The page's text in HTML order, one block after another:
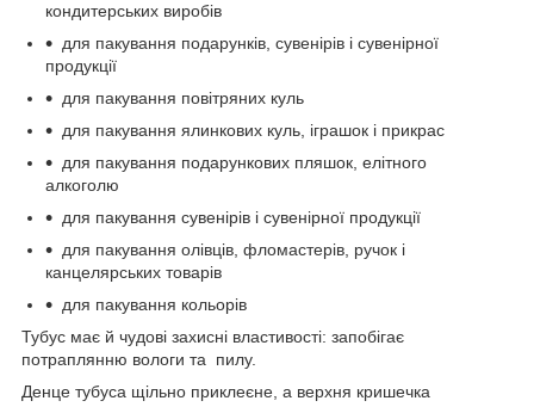
кондитерських виробів
для пакування подарунків, сувенірів і сувенірної
продукції
для пакування повітряних куль
для пакування ялинкових куль, іграшок і прикрас
для пакування подарункових пляшок, елітного
алкоголю
для пакування сувенірів і сувенірної продукції
для пакування олівців, фломастерів, ручок і
канцелярських товарів
для пакування кольорів
Тубус має й чудові захисні властивості: запобігає
потраплянню вологи та пилу.
Денце тубуса щільно приклеєне, а верхня кришечка